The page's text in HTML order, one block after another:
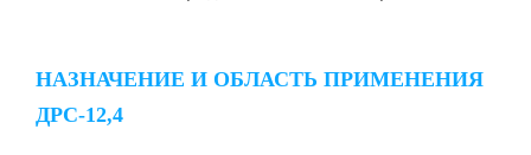
НАЗНАЧЕНИЕ И ОБЛАСТЬ ПРИМЕНЕНИЯ
ДРС-12,4